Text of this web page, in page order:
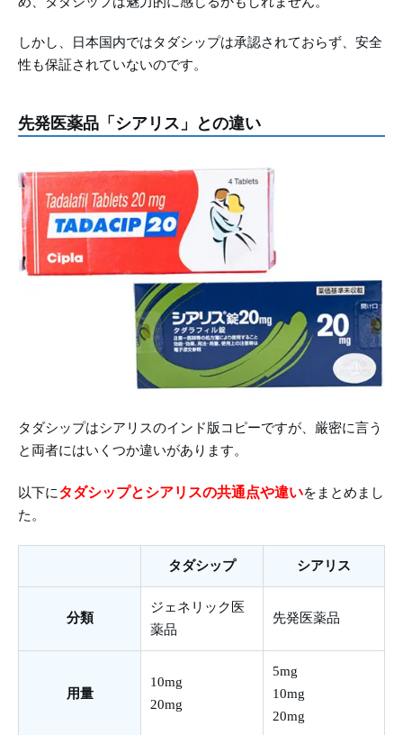
しかし、日本国内ではタダシップは承認されておらず、安全
性も保証されていないのです。
先発医薬品「シアリス」との違い
タダシップはシアリスのインド版コピーですが、厳密に言う
と両者にはいくつか違いがあります。
以下にタダシップとシアリスの共通点や違いをまとめまし
た。
タダシップ シアリス
分類
ジェネリック医
薬品
先発医薬品
用量
10mg
20mg
5mg
10mg
20mg